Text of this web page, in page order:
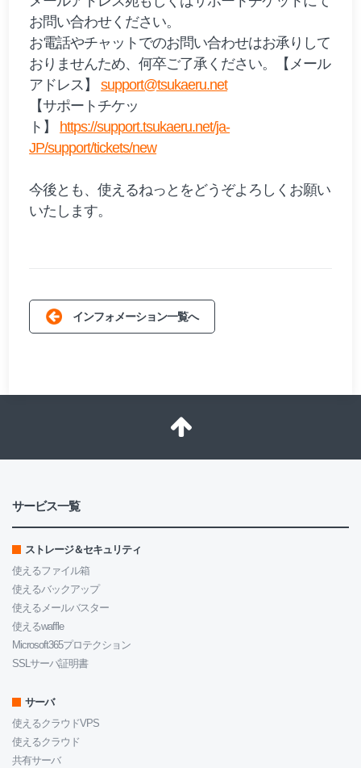
お問い合わせください。
お電話やチャットでのお問い合わせはお承りして
おりませんため、何卒ご了承ください。【メール
アドレス】support@tsukaeru.net
【サポートチケッ
ト】 https://support.tsukaeru.net/ja-
JP/support/tickets/new
今後とも、使えるねっとをどうぞよろしくお願い
いたします。
インフォメーション一覧へ
サービス一覧
ストレージ＆セキュリティ
使えるファイル箱
使えるバックアップ
使えるメールバスター
使えるwaffle
Microsoft365プロテクション
SSLサーバ証明書
サーバ
使えるクラウドVPS
使えるクラウド
共有サーバ